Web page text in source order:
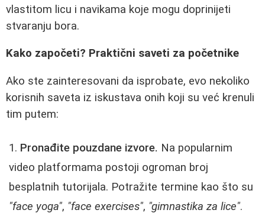
vlastitom licu i navikama koje mogu doprinijeti
stvaranju bora.
Kako započeti? Praktični saveti za početnike
Ako ste zainteresovani da isprobate, evo nekoliko
korisnih saveta iz iskustava onih koji su već krenuli
tim putem:
Pronađite pouzdane izvore. Na popularnim
video platformama postoji ogroman broj
besplatnih tutorijala. Potražite termine kao što su
"face yoga", "face exercises", "gimnastika za lice".